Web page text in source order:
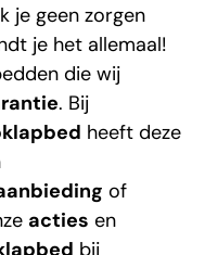
je geen zorgen
je het allemaal!
die wij
. Bij
heeft deze
of
acties en
bij